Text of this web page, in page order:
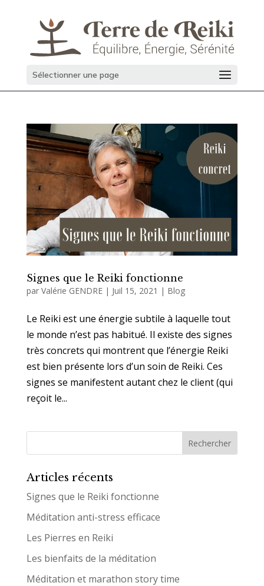
Sélectionner une page
Signes que le Reiki fonctionne
par Valérie GENDRE| Juil 15, 2021 | Blog
Le Reiki est une énergie subtile à laquelle tout
le monde n’est pas habitué. Il existe des signes
très concrets qui montrent que l’énergie Reiki
est bien présente lors d’un soin de Reiki. Ces
signes se manifestent autant chez le client (qui
reçoit le...
Articles récents
Signes que le Reiki fonctionne
Méditation anti-stress efficace
Les Pierres en Reiki
Les bienfaits de la méditation
Méditation et marathon story time